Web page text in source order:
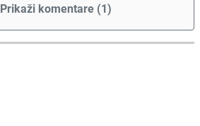
Prikaži komentare (1)